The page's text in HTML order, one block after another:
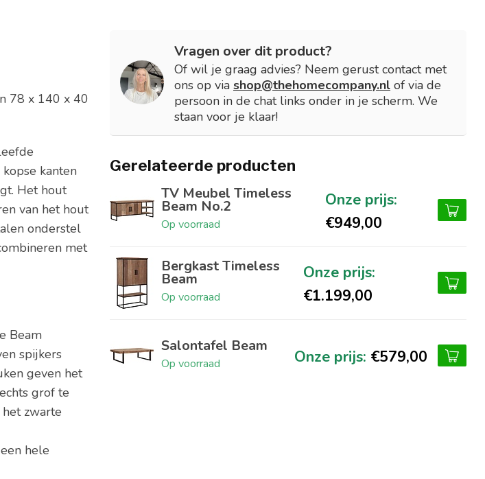
78 x 140 x 40
kanten
Het hout
van het hout
onderstel
met
Beam
spijkers
geven het
grof te
zwarte
hele
Vragen over dit product?
Of wil je graag advies? Neem gerust contact met
ons op via shop@thehomecompany.nl of via de
persoon in de chat links onder in je scherm. We
staan voor je klaar!
Gerelateerde producten
TV Meubel Timeless
Beam No.2
Op voorraad €949,00
Bergkast Timeless
Beam
Op voorraad €1.199,00
Salontafel Beam
Op voorraad €579,00